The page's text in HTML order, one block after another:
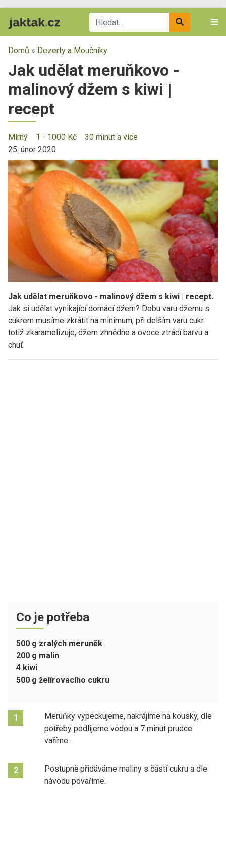
Domů » Dezerty a Moučníky
Jak udělat meruňkovo -
malinový džem s kiwi |
recept
Mírný 1 - 1000 Kč
30 minut a více
25. únor 2020
Jak udělat meruňkovo - malinový džem s kiwi | recept.
Jak si udělat vynikající domácí džem? Dobu varu džemu s
cukrem musíme zkrátit na minimum, při delším varu cukr
totiž zkaramelizuje, džem zhnědne a ovoce ztrácí barvu a
chuť.
Co je potřeba
500 g zralých meruněk
200 g malin
4 kiwi
500 g želírovacího cukru
1
Meruňky vypeckujeme, nakrájíme na kousky, dle
potřeby podlijeme vodou a 7 minut prudce
vaříme.
2
Postupně přidáváme maliny s částí cukru a dle
návodu povaříme.